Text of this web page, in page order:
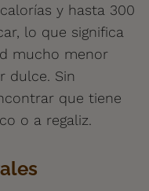
y hasta 300
lo que significa
mucho menor
dulce. Sin
que tiene
o a regaliz.